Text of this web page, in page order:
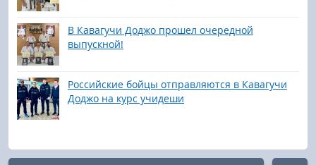
В Кавагучи Доджо прошел очередной
выпускной!
Российские бойцы отправляются в Кавагучи
Доджо на курс учидеши